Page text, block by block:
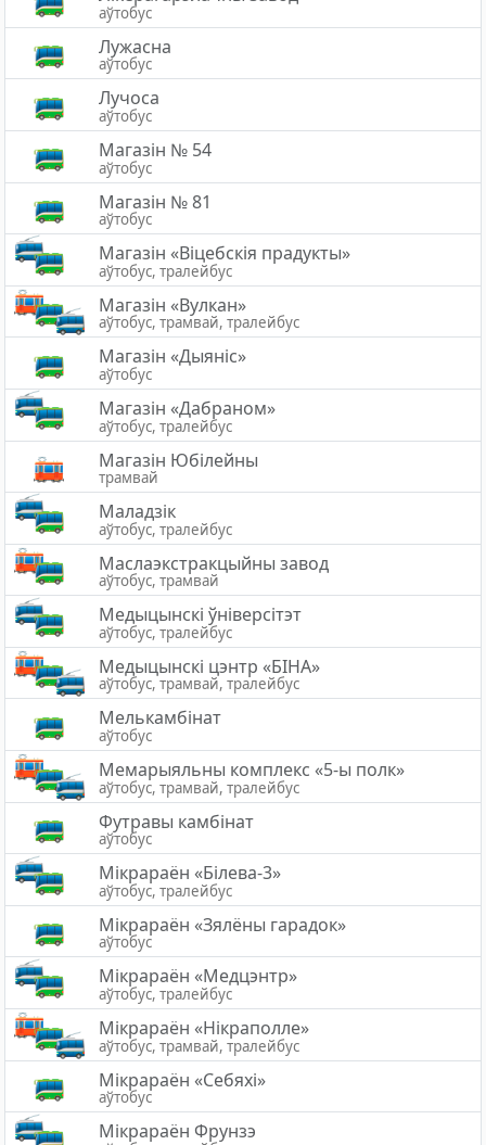
аўтобус
Лужасна
аўтобус
Лучоса
аўтобус
Магазін № 54
аўтобус
Магазін № 81
аўтобус
Магазiн «Вiцебскiя прадукты»
аўтобус, тралейбус
Магазін «Вулкан»
аўтобус, трамвай, тралейбус
Магазін «Дыяніс»
аўтобус
Магазін «Дабраном»
аўтобус, тралейбус
Магазін Юбілейны
трамвай
Маладзік
аўтобус, тралейбус
Маслаэкстракцыйны завод
аўтобус, трамвай
Медыцынскі ўніверсітэт
аўтобус, тралейбус
Медыцынскi цэнтр «БIНА»
аўтобус, трамвай, тралейбус
Мелькамбінат
аўтобус
Мемарыяльны комплекс «5-ы полк»
аўтобус, трамвай, тралейбус
Футравы камбінат
аўтобус
Мікрараён «Білева-3»
аўтобус, тралейбус
Мікрараён «Зялёны гарадок»
аўтобус
Мікрараён «Медцэнтр»
аўтобус, тралейбус
Мiкрараён «Нікраполле»
аўтобус, трамвай, тралейбус
Мікрараён «Себяхі»
аўтобус
Мікрараён Фрунзэ